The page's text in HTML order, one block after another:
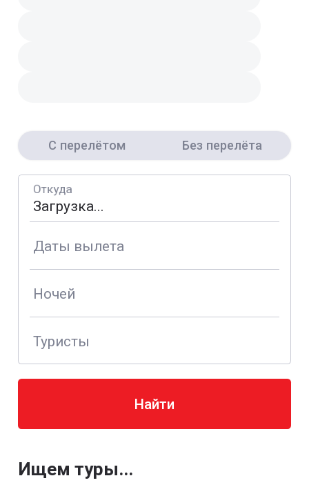
С перелётом Без перелёта
Откуда
Даты вылета
Ночей
Туристы
Найти
Ищем туры...